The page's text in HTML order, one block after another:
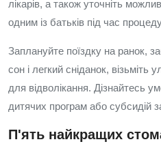
лікарів, а також уточніть
одним із батьків під час
Заплануйте поїздку на ранок,
сон і легкий сніданок,
для відволікання. Дізнайтесь
дитячих програм або субсидій
П'ять найкращих